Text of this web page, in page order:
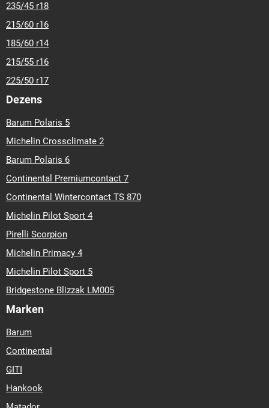
235/45 r18
215/60 r16
185/60 r14
215/55 r16
225/50 r17
Dezens
Barum Polaris 5
Michelin Crossclimate 2
Barum Polaris 6
Continental Premiumcontact 7
Continental Wintercontact TS 870
Michelin Pilot Sport 4
Pirelli Scorpion
Michelin Primacy 4
Michelin Pilot Sport 5
Bridgestone Blizzak LM005
Marken
Barum
Continental
GITI
Hankook